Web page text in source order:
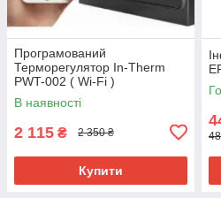
Програмований
Терморегулятор In-Therm
PWT-002 ( Wi-Fi )
В наявності
2 115 ₴ 2 350 ₴
Купити